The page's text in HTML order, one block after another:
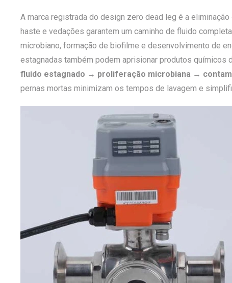
A marca registrada do design zero dead leg é a
haste e vedações garantem um caminho de fluido
microbiano, formação de biofilme e desenvolvimento de
estagnadas também podem aprisionar produtos químicos
fluido estagnado → proliferação microbiana →
pernas mortas minimizam os tempos de lavagem e